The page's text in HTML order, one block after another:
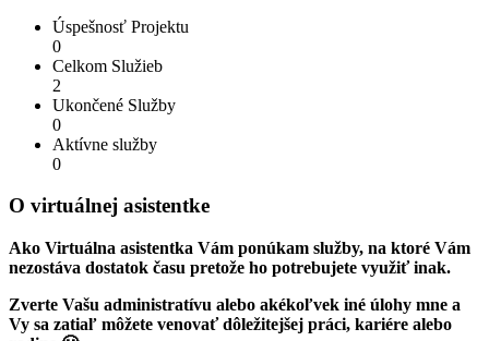
Úspešnosť Projektu
0
Celkom Služieb
2
Ukončené Služby
0
Aktívne služby
0
O virtuálnej asistentke
Ako Virtuálna asistentka Vám ponúkam služby, na ktoré Vám
nezostáva dostatok času pretože ho potrebujete využiť inak.
Zverte Vašu administratívu alebo akékoľvek iné úlohy mne a
Vy sa zatiaľ môžete venovať dôležitejšej práci, kariére alebo